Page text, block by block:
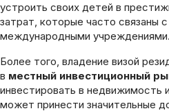
устроить своих детей в
затрат, которые часто связаны
международными учреждениями.
Более того, владение визой
в местный инвестиционный
инвестировать в недвижимость
может принести значительные